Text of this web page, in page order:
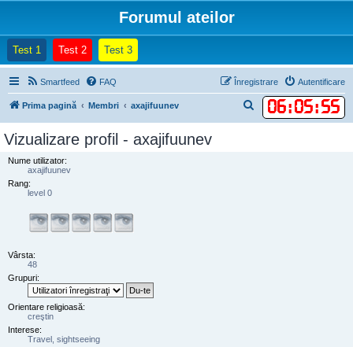
Forumul ateilor
Test 1 (Opens a new tab)
Test 2(Opens a new tab)
Test 3(Opens a new tab)
Smartfeed FAQ Autentificare
Înregistrare
Prima pagină Membri axajifuunev 06:05:55
ă
Vizualizare profil - axajifuunev
Nume utilizator:
axajifuunev
Rang:
level 0
Vârsta:
48
Grupuri:
Orientare religioasă:
creştin
Interese:
Travel, sightseeing